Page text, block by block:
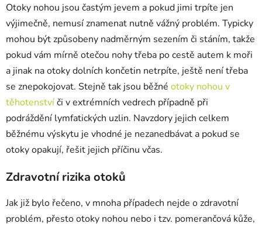
Otoky nohou jsou častým jevem a pokud jimi trpíte jen
výjimečně, nemusí znamenat nutně vážný problém. Typicky
mohou být způsobeny nadměrným sezením či stáním, takže
pokud vám mírně otečou nohy třeba po cestě autem k moři
a jinak na otoky dolních končetin netrpíte, ještě není třeba
se znepokojovat. Stejně tak jsou běžné otoky nohou v
těhotenstvíči v extrémních vedrech případně při
podráždění lymfatických uzlin. Navzdory jejich celkem
běžnému výskytu je vhodné je nezanedbávat a pokud se
otoky opakují, řešit jejich příčinu včas.
Zdravotní rizika otoků
Jak již bylo řečeno, v mnoha případech nejde o zdravotní
problém, přesto otoky nohou nebo i tzv. pomerančová kůže,